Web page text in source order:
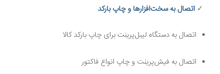
✓ اتصال به سخت‌افزارها و چاپ بارکد
اتصال به دستگاه لیبل‌پرینت برای چاپ بارکد کالا
اتصال به فیش‌پرینت و چاپ انواع فاکتور